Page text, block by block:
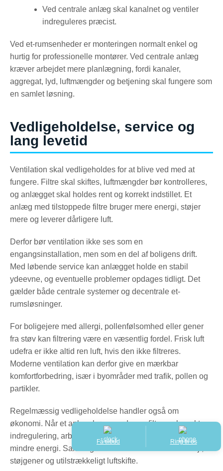
Ved centrale anlæg skal kanalnet og ventiler
indreguleres præcist.
Ved et-rumsenheder er monteringen normalt enkel og
hurtig for professionelle montører. Ved centrale anlæg
kræver arbejdet mere planlægning, fordi kanaler,
aggregat, lyd, luftmængder og betjening skal fungere som
en samlet løsning.
Vedligeholdelse, service og
lang levetid
Ventilation skal vedligeholdes for at blive ved med at
fungere. Filtre skal skiftes, luftmængder bør kontrolleres,
og anlægget skal holdes rent og korrekt indstillet. Et
anlæg med tilstoppede filtre bruger mere energi, støjer
mere og leverer dårligere luft.
Derfor bør ventilation ikke ses som en
engangsinstallation, men som en del af boligens drift.
Med løbende service kan anlægget holde en stabil
ydeevne, og eventuelle problemer opdages tidligt. Det
gælder både centrale systemer og decentrale et-
rumsløsninger.
For boligejere med allergi, pollenfølsomhed eller gener
fra støv kan filtrering være en væsentlig fordel. Frisk luft
udefra er ikke altid ren luft, hvis den ikke filtreres.
Moderne ventilation kan derfor give en mærkbar
komfortforbedring, især i byområder med trafik, pollen og
partikler.
Regelmæssig vedligeholdelse handler også om
økonomi. Når et anlæg kører med rene filtre og korrekt
indregulering, arbejder det mere effektivt og bruger
mindre energi. Samtidig reduceres risikoen for driftsfejl,
støjgener og utilstrækkeligt luftskifte.
Få tilbud Ring til os